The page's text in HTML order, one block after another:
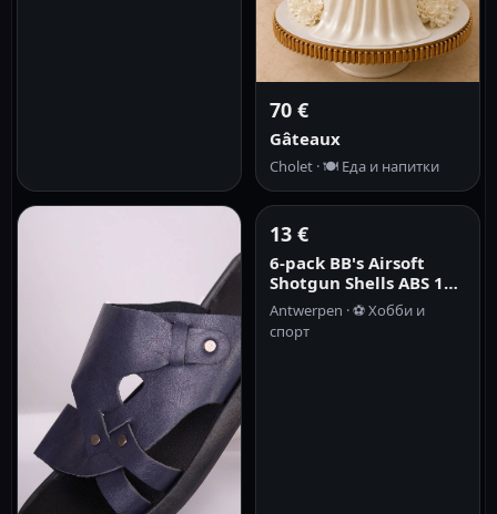
70 €
Gâteaux
Cholet ·🍽️ Еда и напитки
13 €
6-pack BB's Airsoft
Shotgun Shells ABS 15
ronde 6 mm standaard
Airsoft-
trommelmagazijn voor
Antwerpen ·⚽Хобби и
спорт